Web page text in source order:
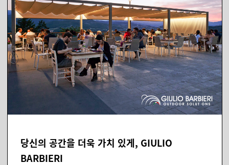
당신의 공간을 더욱 가치 있게, GIULIO
BARBIERI